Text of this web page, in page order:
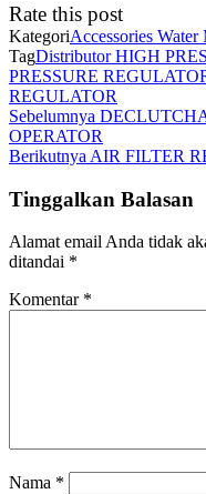
Rate this post
KategoriAccessories
TagDistributor HIGH
PRESSURE
REGULATOR
Navigasi
pos
Pos
Sebelumnya
Sebelumnya
OPERATOR
Pos
Berikutnya AIR FILTER
Tinggalkan Balasan
Alamat email Anda tidak
ditandai *
Komentar *
Nama *